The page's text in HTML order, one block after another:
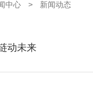
中心 > 新闻动态
动未来